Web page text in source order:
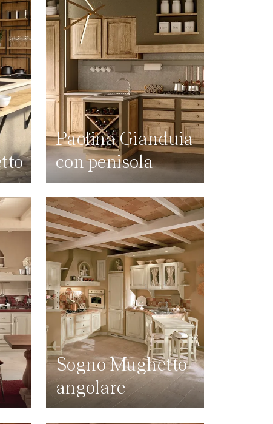
Paolina Gianduia
con penisola
Sogno Mughetto
angolare